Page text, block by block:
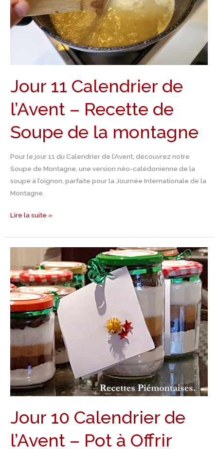
Jour 11 Calendrier de
l’Avent – Recette de
Soupe de la montagne
Pour le jour 11 du Calendrier de l’Avent, découvrez notre
Soupe de Montagne, une version néo-calédonienne de la
soupe à l’oignon, parfaite pour la Journée Internationale de la
Montagne.
l’Avent
Recette
montagne
Lire la suite »
Jour 10 Calendrier de
l’Avent – Pot à Offrir
10
Calendrier
de
l’Avent
–
Pot